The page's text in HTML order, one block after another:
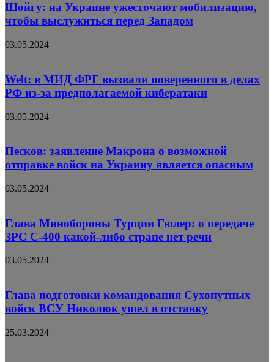
Шойгу: на Украине ужесточают мобилизацию,
чтобы выслужиться перед Западом
03.05.2024
Welt: в МИД ФРГ вызвали поверенного в делах
РФ из-за предполагаемой кибератаки
03.05.2024
Песков: заявление Макрона о возможной
отправке войск на Украину является опасным
03.05.2024
Глава Минобороны Турции Гюлер: о передаче
ЗРС С-400 какой-либо стране нет речи
03.05.2024
Глава подготовки командования Сухопутных
войск ВСУ Николюк ушел в отставку
25.03.2024